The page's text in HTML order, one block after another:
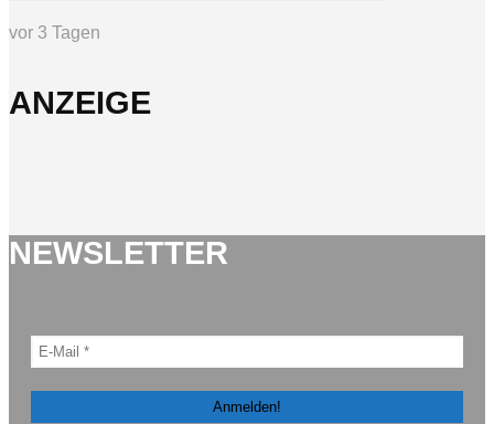
vor 3 Tagen
ANZEIGE
NEWSLETTER